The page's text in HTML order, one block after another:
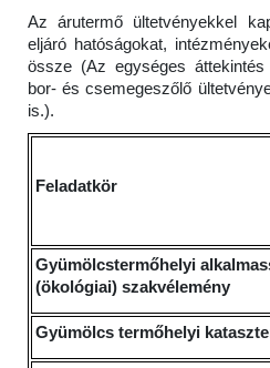
Az árutermő ültetvényekkel
eljáró hatóságokat,
össze (Az egységes
bor- és csemegeszőlő
is.).
Feladatkör
Gyümölcstermőhelyi
(ökológiai) szakvélemény
Gyümölcs termőhelyi